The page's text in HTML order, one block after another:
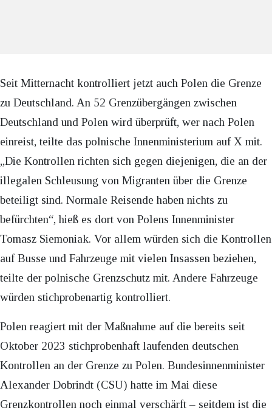
Seit Mitternacht kontrolliert jetzt auch Polen die Grenze
zu Deutschland. An 52 Grenzübergängen zwischen
Deutschland und Polen wird überprüft, wer nach Polen
einreist, teilte das polnische Innenministerium auf X mit.
„Die Kontrollen richten sich gegen diejenigen, die an der
illegalen Schleusung von Migranten über die Grenze
beteiligt sind. Normale Reisende haben nichts zu
befürchten“, hieß es dort von Polens Innenminister
Tomasz Siemoniak. Vor allem würden sich die Kontrollen
auf Busse und Fahrzeuge mit vielen Insassen beziehen,
teilte der polnische Grenzschutz mit. Andere Fahrzeuge
würden stichprobenartig kontrolliert.
Polen reagiert mit der Maßnahme auf die bereits seit
Oktober 2023 stichprobenhaft laufenden deutschen
Kontrollen an der Grenze zu Polen. Bundesinnenminister
Alexander Dobrindt (CSU) hatte im Mai diese
Grenzkontrollen noch einmal verschärft – seitdem ist die